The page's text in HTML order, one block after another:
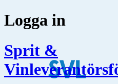
Logga in
Sprit &